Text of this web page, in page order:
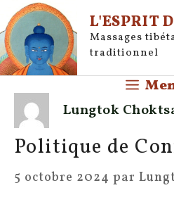
Aller
au
contenu
L'ESPRIT
Massages
traditionnel
Lungtok
Politique de
5 octobre 2024 par